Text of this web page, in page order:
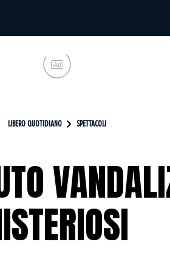
Ad
LIBERO QUOTIDIANO SPETTACOLI